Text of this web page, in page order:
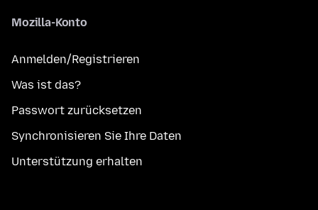
Mozilla-Konto
Anmelden/Registrieren
Was ist das?
Passwort zurücksetzen
Synchronisieren Sie Ihre Daten
Unterstützung erhalten